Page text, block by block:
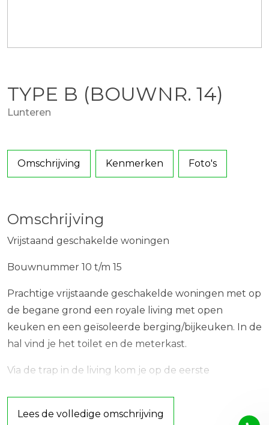
TYPE B (BOUWNR. 14)
Lunteren
Omschrijving Kenmerken Foto's
Omschrijving
Vrijstaand geschakelde woningen
Bouwnummer 10 t/m 15
Prachtige vrijstaande geschakelde woningen met op
de begane grond een royale living met open
keuken en een geïsoleerde berging/bijkeuken. In de
hal vind je het toilet en de meterkast.
Via de trap in de living kom je op de eerste
waar extra bergruimte is.
Lees de volledige omschrijving